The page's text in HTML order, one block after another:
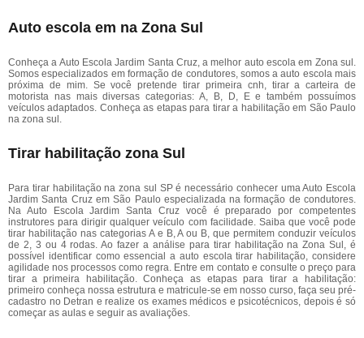
Auto escola em na Zona Sul
Conheça a Auto Escola Jardim Santa Cruz, a melhor auto escola em Zona sul.
Somos especializados em formação de condutores, somos a auto escola mais
próxima de mim. Se você pretende tirar primeira cnh, tirar a carteira de
motorista nas mais diversas categorias: A, B, D, E e também possuímos
veículos adaptados. Conheça as etapas para tirar a habilitação em São Paulo
na zona sul.
Tirar habilitação zona Sul
Para tirar habilitação na zona sul SP é necessário conhecer uma Auto Escola
Jardim Santa Cruz em São Paulo especializada na formação de condutores.
Na Auto Escola Jardim Santa Cruz você é preparado por competentes
instrutores para dirigir qualquer veículo com facilidade. Saiba que você pode
tirar habilitação nas categorias A e B, A ou B, que permitem conduzir veículos
de 2, 3 ou 4 rodas. Ao fazer a análise para tirar habilitação na Zona Sul, é
possível identificar como essencial a auto escola tirar habilitação, considere
agilidade nos processos como regra. Entre em contato e consulte o preço para
tirar a primeira habilitação. Conheça as etapas para tirar a habilitação:
primeiro conheça nossa estrutura e matricule-se em nosso curso, faça seu pré-
cadastro no Detran e realize os exames médicos e psicotécnicos, depois é só
começar as aulas e seguir as avaliações.